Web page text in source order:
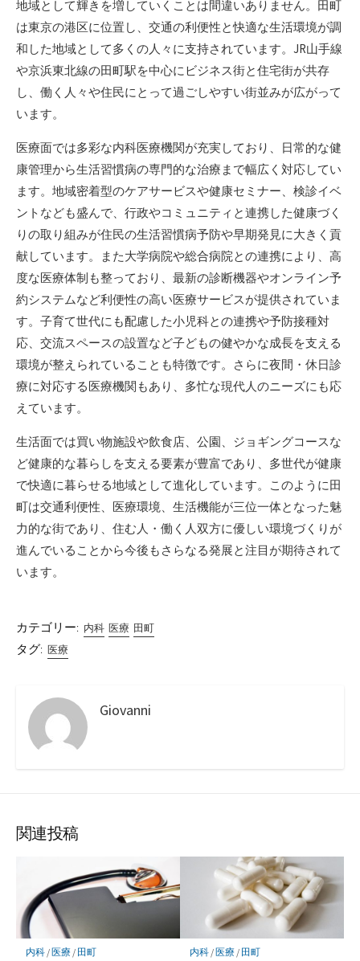
地域として輝きを増していくことは間違いありません。田町
は東京の港区に位置し、交通の利便性と快適な生活環境が調
和した地域として多くの人々に支持されています。JR山手線
や京浜東北線の田町駅を中心にビジネス街と住宅街が共存
し、働く人々や住民にとって過ごしやすい街並みが広がって
います。
医療面では多彩な内科医療機関が充実しており、日常的な健
康管理から生活習慣病の専門的な治療まで幅広く対応してい
ます。地域密着型のケアサービスや健康セミナー、検診イベ
ントなども盛んで、行政やコミュニティと連携した健康づく
りの取り組みが住民の生活習慣病予防や早期発見に大きく貢
献しています。また大学病院や総合病院との連携により、高
度な医療体制も整っており、最新の診断機器やオンライン予
約システムなど利便性の高い医療サービスが提供されていま
す。子育て世代にも配慮した小児科との連携や予防接種対
応、交流スペースの設置など子どもの健やかな成長を支える
環境が整えられていることも特徴です。さらに夜間・休日診
療に対応する医療機関もあり、多忙な現代人のニーズにも応
えています。
生活面では買い物施設や飲食店、公園、ジョギングコースな
ど健康的な暮らしを支える要素が豊富であり、多世代が健康
で快適に暮らせる地域として進化しています。このように田
町は交通利便性、医療環境、生活機能が三位一体となった魅
力的な街であり、住む人・働く人双方に優しい環境づくりが
進んでいることから今後もさらなる発展と注目が期待されて
います。
カテゴリー: 内科 医療 田町
タグ: 医療
Giovanni
関連投稿
内科/医療/ 田町 内科/医療/ 田町